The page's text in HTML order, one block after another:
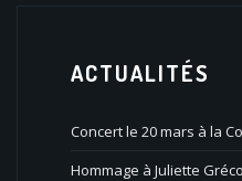
ACTUALITÉS
Concert le 20 mars à la
Hommage à Juliette